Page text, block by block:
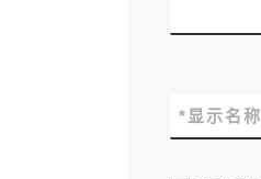
显示名称
*